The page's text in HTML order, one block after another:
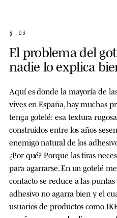
§ 03
El problema del
nadie lo explica
Aquí es donde la mayoría de
vives en España, hay muchas
tenga gotelé: esa textura
construidos entre los años
enemigo natural de los
¿Por qué? Porque las tiras
para agarrarse. En un gotelé
contacto se reduce a las
adhesivo no agarra bien y el
usuarios de productos como